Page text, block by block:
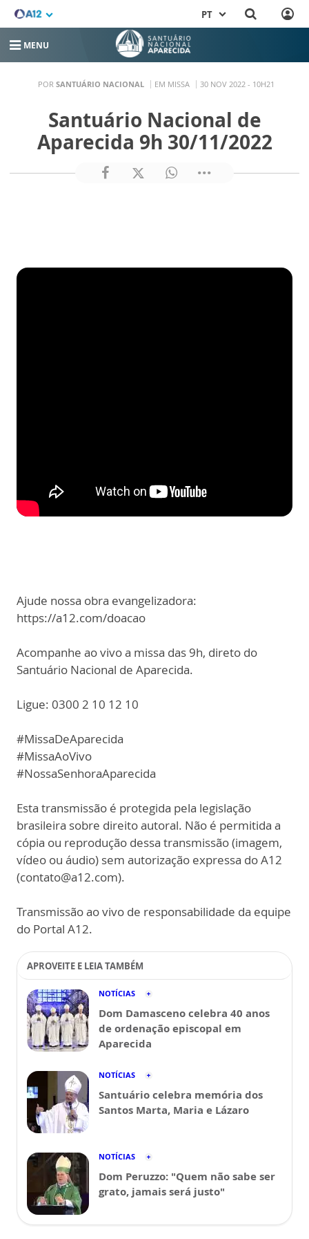
PT
MENU
POR SANTUÁRIO NACIONAL EM MISSA 30 NOV 2022 - 10H21
Santuário Nacional de
Aparecida 9h 30/11/2022
Ajude nossa obra evangelizadora:
https://a12.com/doacao
Acompanhe ao vivo a missa das 9h, direto do
Santuário Nacional de Aparecida.
Ligue: 0300 2 10 12 10
#MissaDeAparecida
#MissaAoVivo
#NossaSenhoraAparecida
Esta transmissão é protegida pela legislação
brasileira sobre direito autoral. Não é permitida a
cópia ou reprodução dessa transmissão (imagem,
vídeo ou áudio) sem autorização expressa do A12
(contato@a12.com).
Transmissão ao vivo de responsabilidade da equipe
do Portal A12.
APROVEITE E LEIA TAMBÉM
NOTÍCIAS
Dom Damasceno celebra 40 anos
de ordenação episcopal em
Aparecida
NOTÍCIAS
Santuário celebra memória dos
Santos Marta, Maria e Lázaro
NOTÍCIAS
Dom Peruzzo: "Quem não sabe ser
grato, jamais será justo"